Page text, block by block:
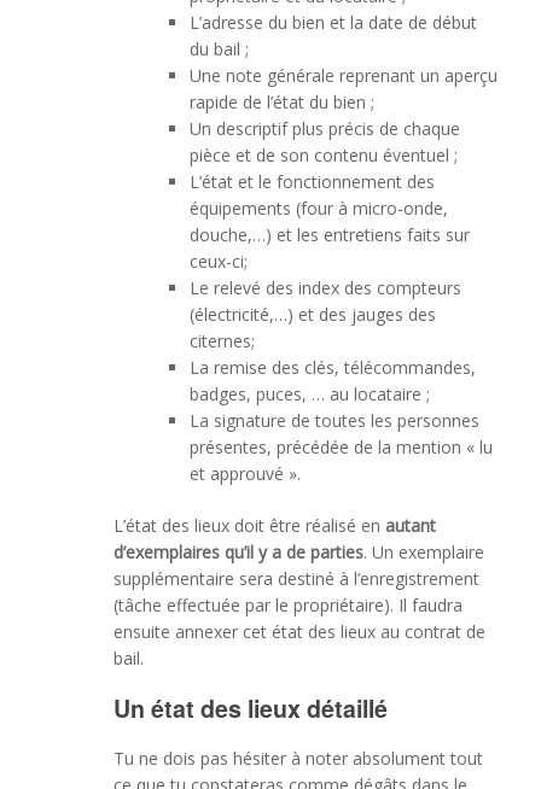
L’adresse du bien et la date de début
du bail ;
Une note générale reprenant un aperçu
rapide de l’état du bien ;
Un descriptif plus précis de chaque
pièce et de son contenu éventuel ;
L’état et le fonctionnement des
équipements (four à micro-onde,
douche,…) et les entretiens faits sur
ceux-ci;
Le relevé des index des compteurs
(électricité,…) et des jauges des
citernes;
La remise des clés, télécommandes,
badges, puces, … au locataire ;
La signature de toutes les personnes
présentes, précédée de la mention « lu
et approuvé ».
L’état des lieux doit être réalisé en autant
d’exemplaires qu’il y a de parties. Un exemplaire
supplémentaire sera destiné à l’enregistrement
(tâche effectuée par le propriétaire). Il faudra
ensuite annexer cet état des lieux au contrat de
bail.
Un état des lieux détaillé
Tu ne dois pas hésiter à noter absolument tout